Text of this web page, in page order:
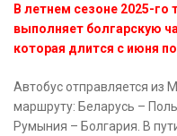
В летнем сезоне 2025-го
выполняет болгарскую
которая длится с июня по
Автобус отправляется из
маршруту: Беларусь –
Румыния – Болгария. В